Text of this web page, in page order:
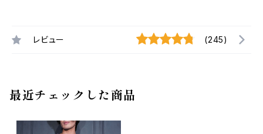
レビュー (245)
最近チェックした商品